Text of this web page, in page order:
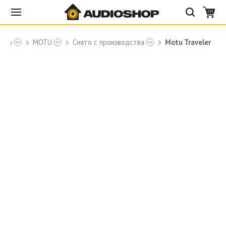
MOTU Снято с производства Motu Traveler